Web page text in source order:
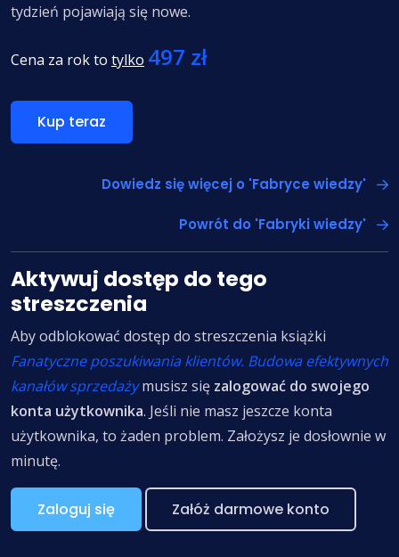
tydzień pojawiają się nowe.
Cena za rok to tylko 497 zł
Kup teraz
Dowiedz się więcej o 'Fabryce wiedzy'
Powrót do 'Fabryki wiedzy'
Aktywuj dostęp do tego
streszczenia
Aby odblokować dostęp do streszczenia książki
Fanatyczne poszukiwania klientów. Budowa efektywnych
kanałów sprzedażymusisz się zalogować do swojego
konta użytkownika. Jeśli nie masz jeszcze konta
użytkownika, to żaden problem. Założysz je dosłownie w
minutę.
Zaloguj się Załóż darmowe konto